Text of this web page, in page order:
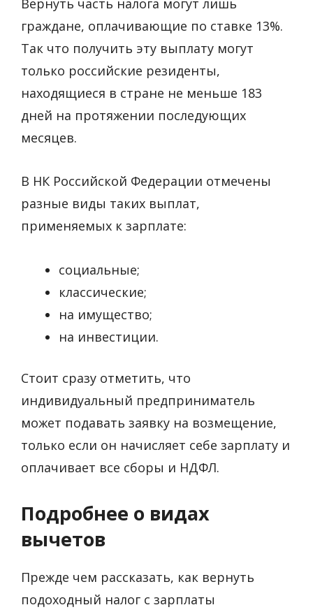
граждане, оплачивающие по ставке 13%.
Так что получить эту выплату могут
только российские резиденты,
находящиеся в стране не меньше 183
дней на протяжении последующих
месяцев.
В НК Российской Федерации отмечены
разные виды таких выплат,
применяемых к зарплате:
социальные;
классические;
на имущество;
на инвестиции.
Стоит сразу отметить, что
индивидуальный предприниматель
может подавать заявку на возмещение,
только если он начисляет себе зарплату и
оплачивает все сборы и НДФЛ.
Подробнее о видах
вычетов
Прежде чем рассказать, как вернуть
подоходный налог с зарплаты